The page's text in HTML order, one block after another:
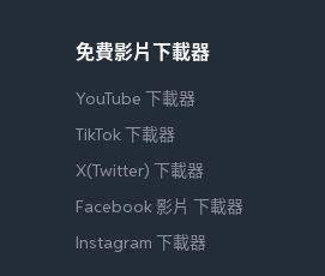
免費影片下載器
YouTube 下載器
TikTok 下載器
X(Twitter) 下載器
Facebook 影片 下載器
Instagram 下載器